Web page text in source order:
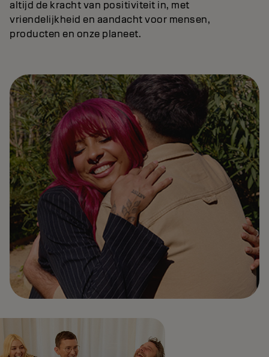
altijd de kracht van positiviteit in, met
vriendelijkheid en aandacht voor mensen,
producten en onze planeet.